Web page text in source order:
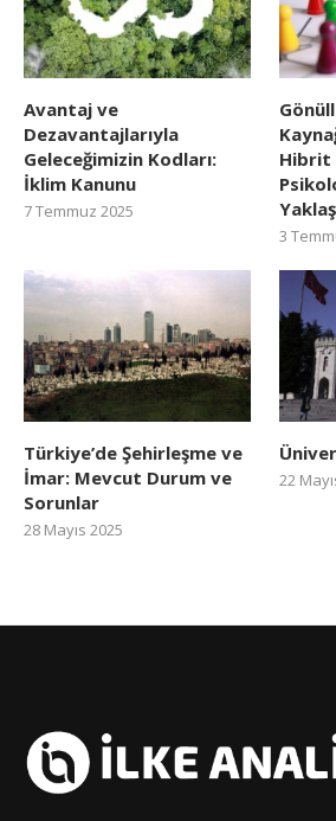
Avantaj ve
Dezavantajlarıyla
Geleceğimizin Kodları:
İklim Kanunu
7 Temmuz 2025
Hibrit
3
Türkiye’de Şehirleşme ve
İmar: Mevcut Durum ve
Sorunlar
28 Mayıs 2025
22